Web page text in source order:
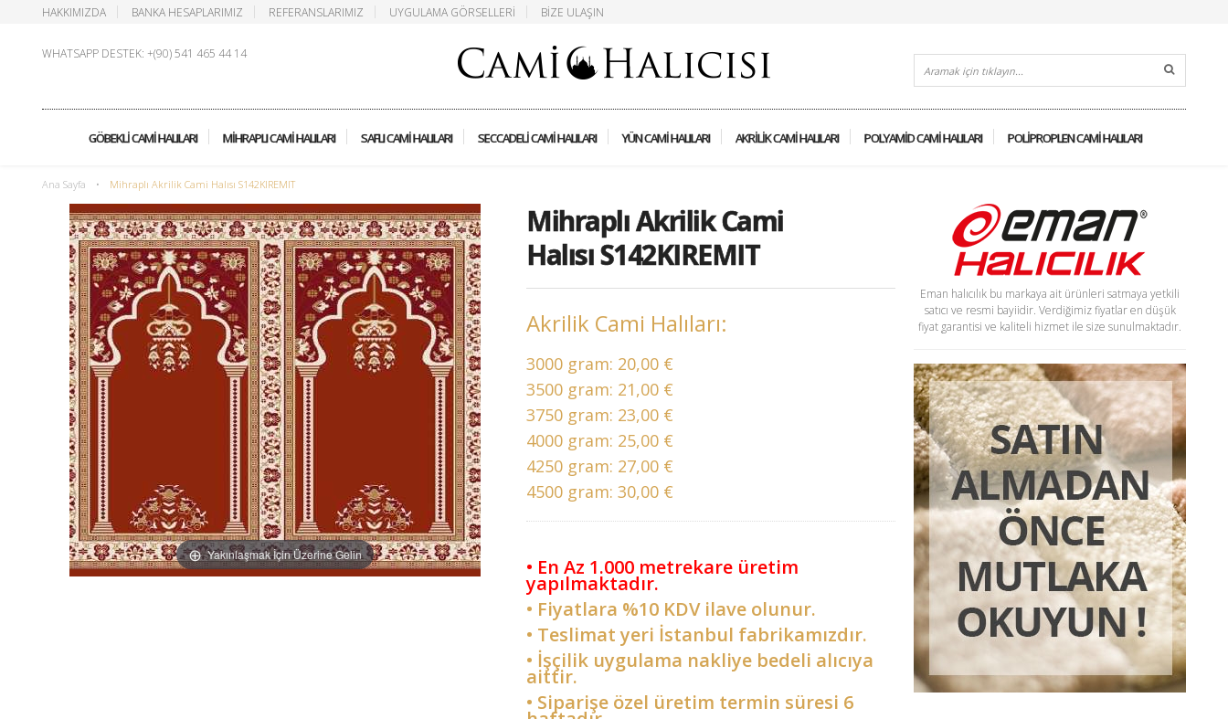
HAKKIMIZDA BANKA HESAPLARIMIZ REFERANSLARIMIZ UYGULAMA GÖRSELLERI BIZE ULAŞIN
WHATSAPP DESTEK: +(90) 541 465 44 14
GÖBEKLI CAMI HALILARI MIHRAPLI CAMI HALILARI SAFLI CAMI HALILARI SECCADELI CAMI HALILARI YÜN CAMI HALILARI AKRILIK CAMI HALILARI POLYAMID CAMI HALILARI POLIPROPLEN CAMI HALILARI
Ana Sayfa • Mihraplı Akrilik Cami Halısı S142KIREMIT
Yakınlaşmak İçin Üzerine Gelin
Mihraplı Akrilik Cami
Halısı S142KIREMIT
Akrilik Cami Halıları:
3000 gram: 20,00 €
3500 gram: 21,00 €
3750 gram: 23,00 €
4000 gram: 25,00 €
4250 gram: 27,00 €
4500 gram: 30,00 €
• En Az 1.000 metrekare üretim
yapılmaktadır.
• Fiyatlara %10 KDV ilave olunur.
• Teslimat yeri İstanbul fabrikamızdır.
• İşçilik uygulama nakliye bedeli alıcıya
aittir.
• Siparişe özel üretim termin süresi 6
Eman halıcılık bu markaya ait ürünleri satmaya yetkili
satıcı ve resmi bayiidir. Verdiğimiz fiyatlar en düşük
fiyat garantisi ve kaliteli hizmet ile size sunulmaktadır.